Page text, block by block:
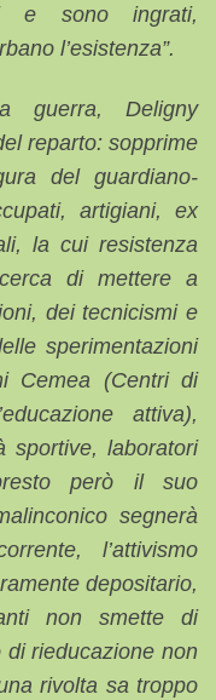
e sono ingrati,
l’esistenza”.
guerra, Deligny
reparto: sopprime
del guardiano-
artigiani, ex
la cui resistenza
di mettere a
dei tecnicismi e
sperimentazioni
Cemea (Centri di
attiva),
sportive, laboratori
però il suo
segnerà
l’attivismo
depositario,
non smette di
di rieducazione non
rivolta sa troppo